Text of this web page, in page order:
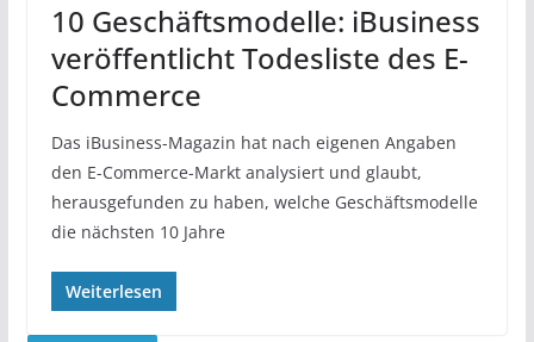
10 Geschäftsmodelle: iBusiness
veröffentlicht Todesliste des E-
Commerce
Das iBusiness-Magazin hat nach eigenen Angaben
den E-Commerce-Markt analysiert und glaubt,
herausgefunden zu haben, welche Geschäftsmodelle
die nächsten 10 Jahre
Weiterlesen